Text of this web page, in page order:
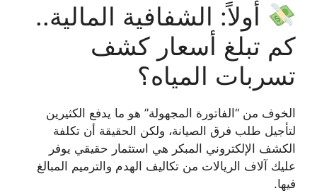
أولاً: الشفافية المالية..
كم تبلغ أسعار كشف
تسربات المياه؟
الخوف من “الفاتورة المجهولة” هو ما يدفع الكثيرين
لتأجيل طلب فرق الصيانة، ولكن الحقيقة أن تكلفة
الكشف الإلكتروني المبكر هي استثمار حقيقي يوفر
عليك آلاف الريالات من تكاليف الهدم والترميم المبالغ
فيها.